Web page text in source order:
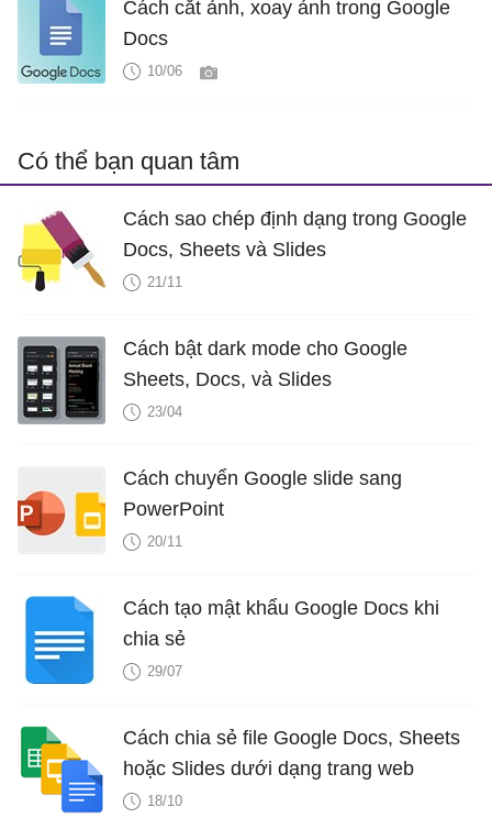
Cách cắt ảnh, xoay ảnh trong Google
Docs
10/06
Có thể bạn quan tâm
Cách sao chép định dạng trong Google
Docs, Sheets và Slides
21/11
Cách bật dark mode cho Google
Sheets, Docs, và Slides
23/04
Cách chuyển Google slide sang
PowerPoint
20/11
Cách tạo mật khẩu Google Docs khi
chia sẻ
29/07
Cách chia sẻ file Google Docs, Sheets
hoặc Slides dưới dạng trang web
18/10